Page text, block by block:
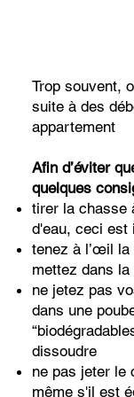
Trop souvent,
suite à des
appartement
Afin d’éviter
quelques
tirer la chasse
d'eau, ceci est
tenez à l’œil la
mettez dans
ne jetez pas
dans une
dissoudre
ne pas jeter le
même s'il est